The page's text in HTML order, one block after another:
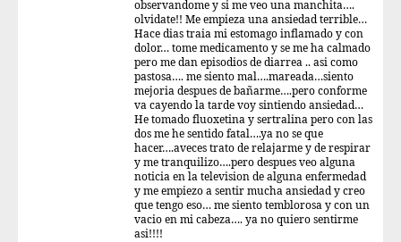
observandome y si me veo una manchita….
olvidate!! Me empieza una ansiedad terrible…
Hace dias traia mi estomago inflamado y con
dolor… tome medicamento y se me ha calmado
pero me dan episodios de diarrea .. asi como
pastosa…. me siento mal….mareada…siento
mejoria despues de bañarme….pero conforme
va cayendo la tarde voy sintiendo ansiedad…
He tomado fluoxetina y sertralina pero con las
dos me he sentido fatal….ya no se que
hacer….aveces trato de relajarme y de respirar
y me tranquilizo….pero despues veo alguna
noticia en la television de alguna enfermedad
y me empiezo a sentir mucha ansiedad y creo
que tengo eso… me siento temblorosa y con un
vacio en mi cabeza…. ya no quiero sentirme
asi!!!!